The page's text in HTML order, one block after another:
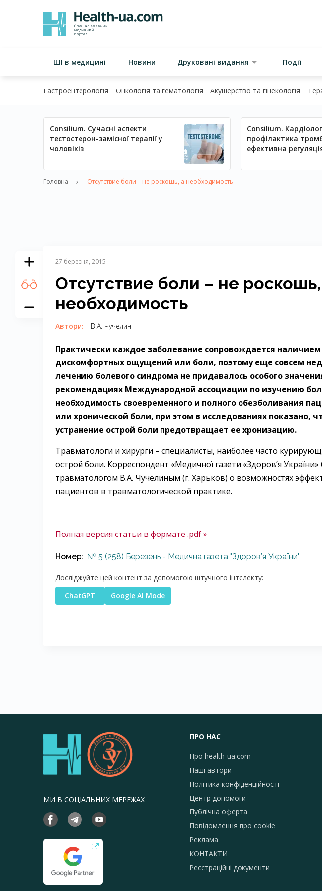
ШІ в медицині Новини Друковані видання Події
Гастроентерологія Онкологія та гематологія Акушерство та гінекологія
Consilium. Сучасні аспекти
тестостерон-замісної терапії у
чоловіків
Consilium.
профілактика
ефективна
Головна Отсутствие боли – не роскошь, а необходимость
27 березня, 2015
Отсутствие боли – не
необходимость
Автори: В.А. Чучелин
Практически каждое заболевание сопровождается
дискомфортных ощущений или боли, поэтому еще совсем
лечению болевого синдрома не придавалось особого
рекомендациях Международной ассоциации по изучению
необходимость своевременного и полного обезболивания
или хронической боли, при этом в исследованиях показано,
устранение острой боли предотвращает ее хронизацию.
Травматологи и хирурги – специалисты, наиболее часто
острой боли. Корреспондент «Медичної газети «Здоров’я
травматологом В.А. Чучелиным (г. Харьков) о возможностях
пациентов в травматологической практике.
Полная версия статьи в формате .pdf »
Номер: № 5 (258) Березень - Медична газета "Здоров’я України"
Досліджуйте цей контент за допомогою штучного інтелекту:
ChatGPT
Google AI Mode
МИ В СОЦІАЛЬНИХ МЕРЕЖАХ
ПРО НАС
Про health-ua.com
Наші автори
Політика конфіденційності
Центр допомоги
Публічна оферта
Повідомлення про сookie
Реклама
КОНТАКТИ
Реєстраційні документи